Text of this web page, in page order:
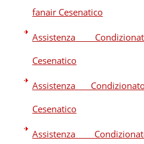
fanair Cesenatico
Assistenza
Cesenatico
Assistenza
Cesenatico
Assistenza